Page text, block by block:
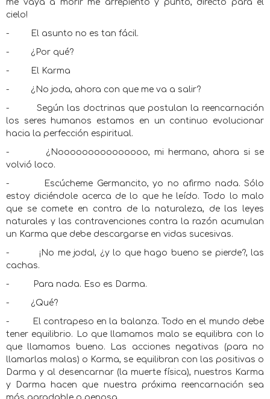
me vaya a morir me arrepiento y punto, directo para el
cielo!
- El asunto no es tan fácil.
- ¿Por qué?
- El Karma
- ¿No joda, ahora con que me va a salir?
-
Según las doctrinas que postulan la reencarnación
los seres humanos estamos en un continuo evolucionar
hacia la perfección espiritual.
-
¿Nooooooooooooooo, mi hermano, ahora si se
volvió loco.
-
Escúcheme Germancito, yo no afirmo nada. Sólo
estoy diciéndole acerca de lo que he leído. Todo lo malo
que se comete en contra de la naturaleza, de las leyes
naturales y las contravenciones contra la razón acumulan
un Karma que debe descargarse en vidas sucesivas.
-
¡No me joda!, ¿y lo que hago bueno se pierde?, las
cachas.
- Para nada. Eso es Darma.
- ¿Qué?
-
El contrapeso en la balanza. Todo en el mundo debe
tener equilibrio. Lo que llamamos malo se equilibra con lo
que llamamos bueno. Las acciones negativas (para no
llamarlas malas) o Karma, se equilibran con las positivas o
Darma y al desencarnar (la muerte física), nuestros Karma
y Darma hacen que nuestra próxima reencarnación sea